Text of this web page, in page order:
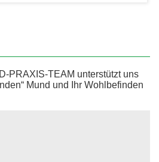
PRAXIS-TEAM unterstützt uns
Mund und Ihr Wohlbefinden